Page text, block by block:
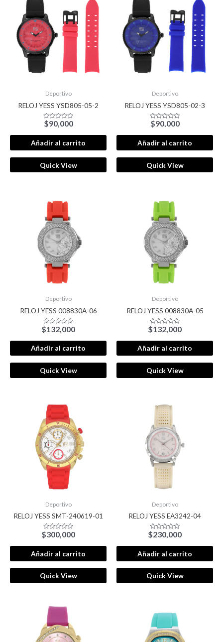
Deportivo
RELOJ YESS YSD805-05-2
Valorado
0
de
5
$90,000
Añadir al carrito
Quick View
Deportivo
RELOJ YESS YSD805-02-3
Valorado
0
de
5
$90,000
Añadir al carrito
Quick View
Deportivo
RELOJ YESS 008830A-06
Valorado
con
0
de
5
$132,000
Añadir al carrito
Quick View
Deportivo
RELOJ YESS 008830A-05
Valorado
con
0
de
5
$132,000
Añadir al carrito
Quick View
Deportivo
RELOJ YESS SMT-240619-01
Valorado
con
0
de
5
$300,000
Añadir al carrito
Quick View
Deportivo
RELOJ YESS EA3242-04
Valorado
con
0
de
5
$230,000
Añadir al carrito
Quick View